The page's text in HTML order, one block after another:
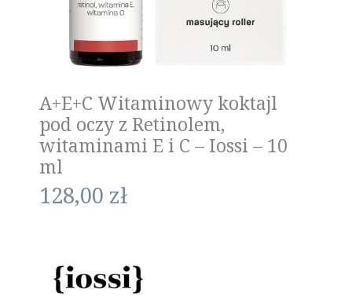
A+E+C Witaminowy koktajl
pod oczy z Retinolem,
witaminami E i C – Iossi – 10
ml
128,00 zł